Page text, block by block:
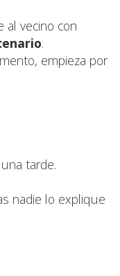
al vecino con
.
empieza por
tarde.
nadie lo explique